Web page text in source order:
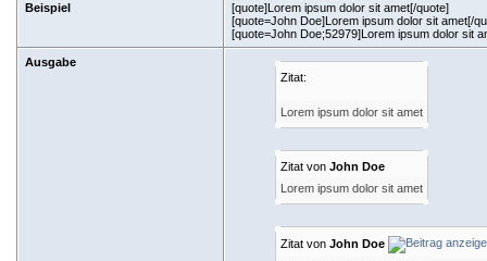
Beispiel
[quote]Lorem ipsum dolor sit amet[/quote]
[quote=John Doe]Lorem ipsum dolor sit amet[/
[quote=John Doe;52979]Lorem ipsum dolor sit
Ausgabe
Zitat:
Lorem ipsum dolor sit amet
Zitat von John Doe
Lorem ipsum dolor sit amet
Zitat von John Doe